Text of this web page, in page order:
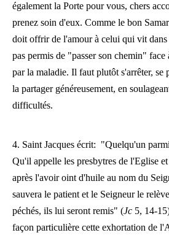
également la Porte pour vous, chers
prenez soin d'eux. Comme le bon
doit offrir de l'amour à celui qui vit
pas permis de "passer son chemin"
par la maladie. Il faut plutôt s'arrêter, se
la partager généreusement, en
difficultés.
4. Saint Jacques écrit: "Quelqu'un
Qu'il appelle les presbytres de l'Eglise
après l'avoir oint d'huile au nom du
sauvera le patient et le Seigneur le
péchés, ils lui seront remis" (Jc 5, 14-
façon particulière cette exhortation de